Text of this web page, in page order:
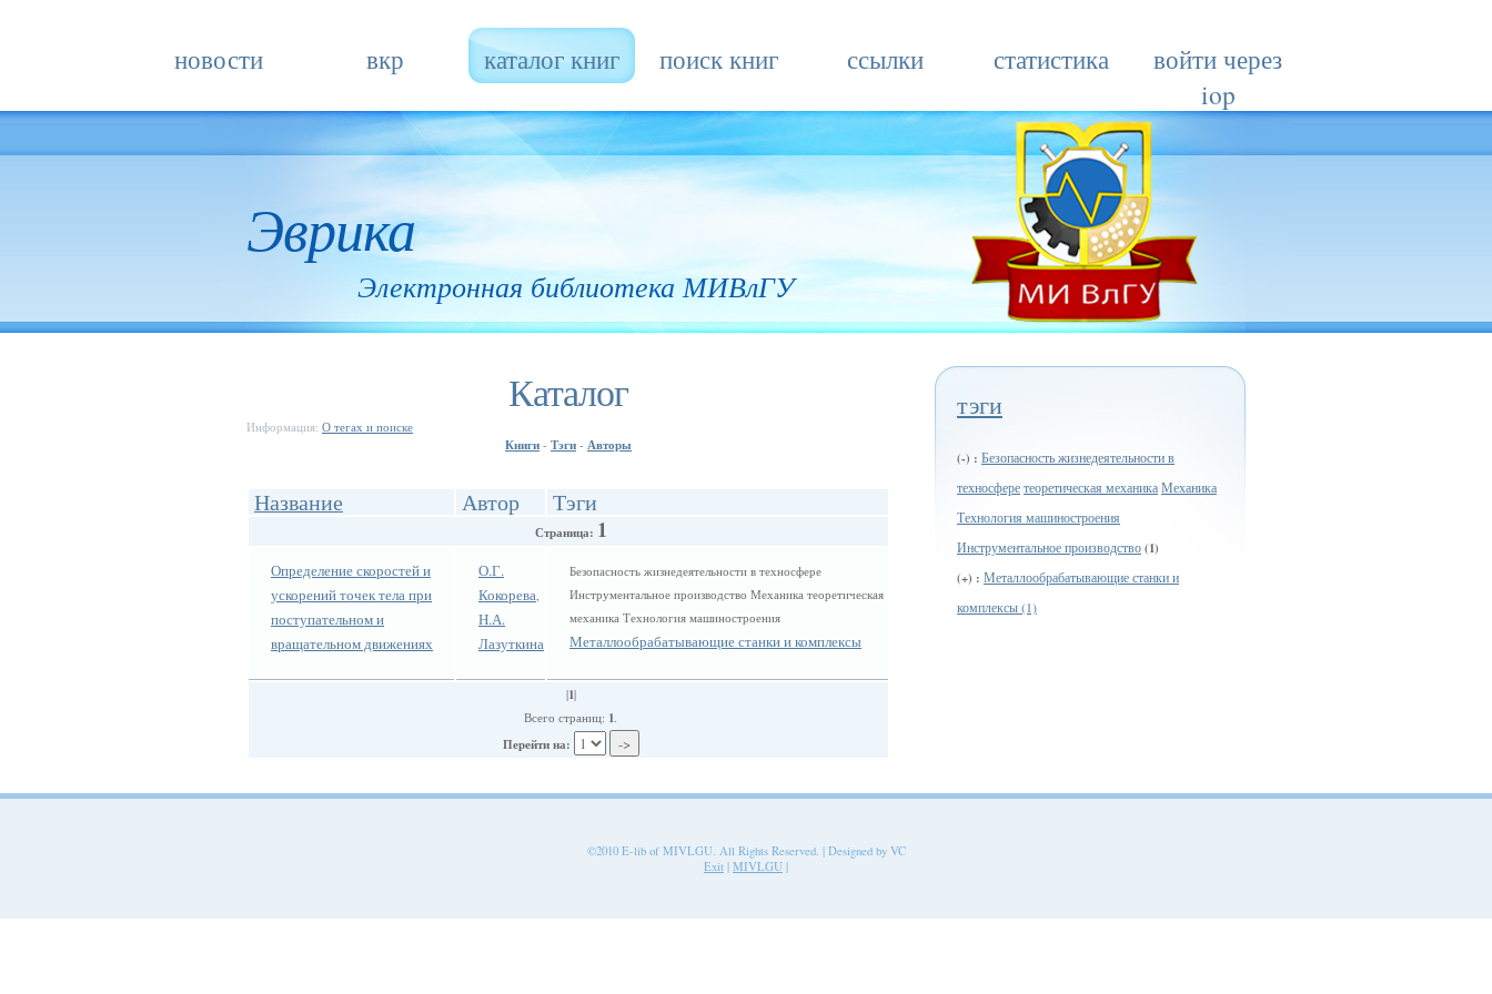
новости вкр каталог книг поиск книг ссылки статистика
войти через
iop
Эврика
Электронная библиотека МИВлГУ
Каталог
Информация: О тегах и поиске
Книги - Тэги - Авторы
Название Автор Тэги
Страница: 1
Определение скоростей и
ускорений точек тела при
поступательном и
вращательном движениях
О.Г.
Кокорева,
Н.А.
Лазуткина
Безопасность жизнедеятельности в техносфере
Инструментальное производство Механика теоретическая
механика Технология машиностроения
Металлообрабатывающие станки и комплексы
|1|
Всего страниц: 1.
Перейти на:
тэги
(-) : Безопасность жизнедеятельности в
техносферетеоретическая механикаМеханика
Технология машиностроения
Инструментальное производство(1)
(+) : Металлообрабатывающие станки и
комплексы (1)
©2010 E-lib of MIVLGU. All Rights Reserved. | Designed by VC
Exit | MIVLGU |